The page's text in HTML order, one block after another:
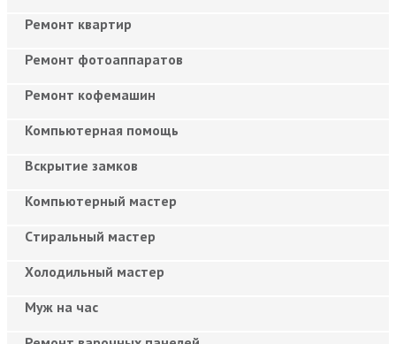
Ремонт квартир
Ремонт фотоаппаратов
Ремонт кофемашин
Компьютерная помощь
Вскрытие замков
Компьютерный мастер
Cтиральный мастер
Холодильный мастер
Муж на час